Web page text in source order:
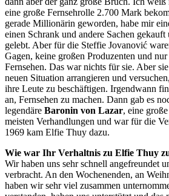
eine große Fernsehrolle 2.700 Mark
gerade Millionärin geworden, habe mir
einen Schrank und andere Sachen
gelebt. Aber für die Steffie Jovanović
Gagen, keine großen Produzenten und nur
Fernsehen. Das war nichts für sie. Aber
neuen Situation arrangieren und
ihre Leute zu beschäftigen. Irgendwann
an, Fernsehen zu machen. Dann gab es
legendäre Baronin von Lazar, eine
meisten Verhandlungen und war für die
1969 kam Elfie Thuy dazu.
Wie war Ihr Verhaltnis zu Elfie Thuy
Wir haben uns sehr schnell angefreundet
verbracht. An den Wochenenden, an
haben wir sehr viel zusammen